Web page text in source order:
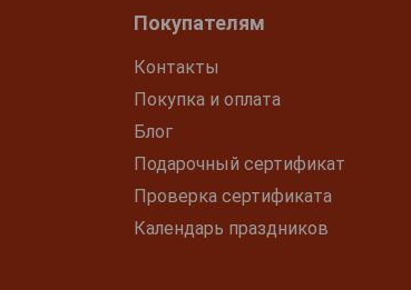
Покупателям
Контакты
Покупка и оплата
Блог
Подарочный сертификат
Проверка сертификата
Календарь праздников